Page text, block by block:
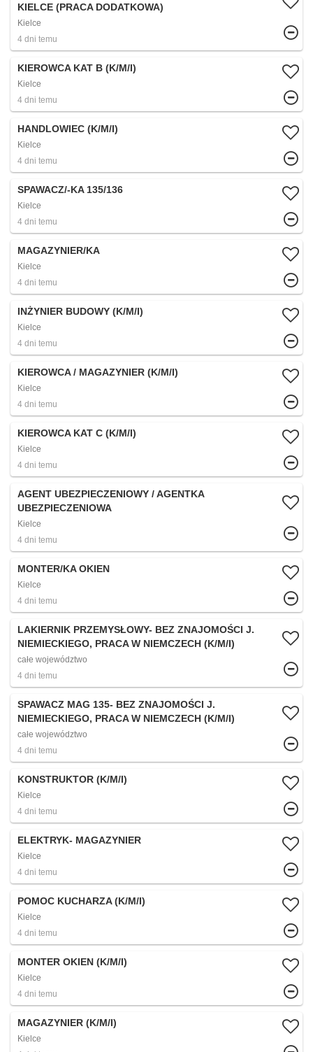
KIELCE (PRACA DODATKOWA)
Kielce
4 dni temu
KIEROWCA KAT B (K/M/I)
Kielce
4 dni temu
HANDLOWIEC (K/M/I)
Kielce
4 dni temu
SPAWACZ/-KA 135/136
Kielce
4 dni temu
MAGAZYNIER/KA
Kielce
4 dni temu
INŻYNIER BUDOWY (K/M/I)
Kielce
4 dni temu
KIEROWCA / MAGAZYNIER (K/M/I)
Kielce
4 dni temu
KIEROWCA KAT C (K/M/I)
Kielce
4 dni temu
AGENT UBEZPIECZENIOWY / AGENTKA
UBEZPIECZENIOWA
Kielce
4 dni temu
MONTER/KA OKIEN
Kielce
4 dni temu
LAKIERNIK PRZEMYSŁOWY- BEZ ZNAJOMOŚCI J.
NIEMIECKIEGO, PRACA W NIEMCZECH (K/M/I)
całe województwo
4 dni temu
SPAWACZ MAG 135- BEZ ZNAJOMOŚCI J.
NIEMIECKIEGO, PRACA W NIEMCZECH (K/M/I)
całe województwo
4 dni temu
KONSTRUKTOR (K/M/I)
Kielce
4 dni temu
ELEKTRYK- MAGAZYNIER
Kielce
4 dni temu
POMOC KUCHARZA (K/M/I)
Kielce
4 dni temu
MONTER OKIEN (K/M/I)
Kielce
4 dni temu
MAGAZYNIER (K/M/I)
Kielce